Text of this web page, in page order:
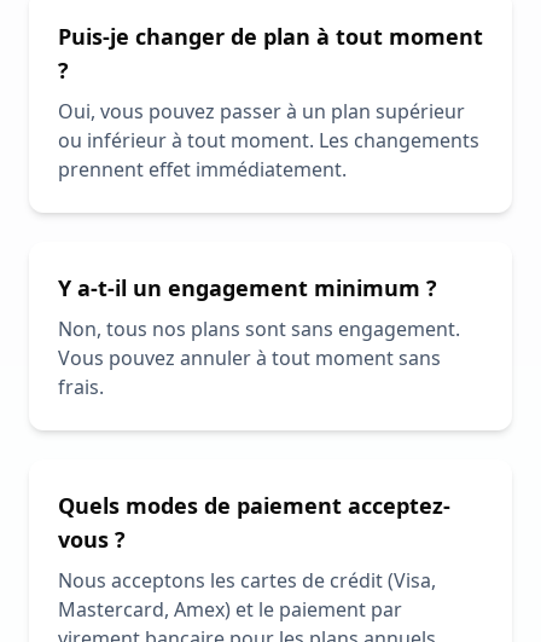
Puis-je changer de plan à tout moment
?
Oui, vous pouvez passer à un plan supérieur
ou inférieur à tout moment. Les changements
prennent effet immédiatement.
Y a-t-il un engagement minimum ?
Non, tous nos plans sont sans engagement.
Vous pouvez annuler à tout moment sans
frais.
Quels modes de paiement acceptez-
vous ?
Nous acceptons les cartes de crédit (Visa,
Mastercard, Amex) et le paiement par